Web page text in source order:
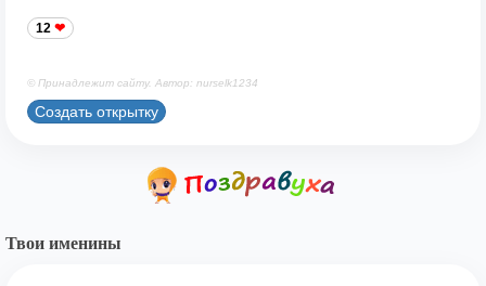
12
© Принадлежит сайту. Автор: nurselk1234
Создать открытку
Твои именины